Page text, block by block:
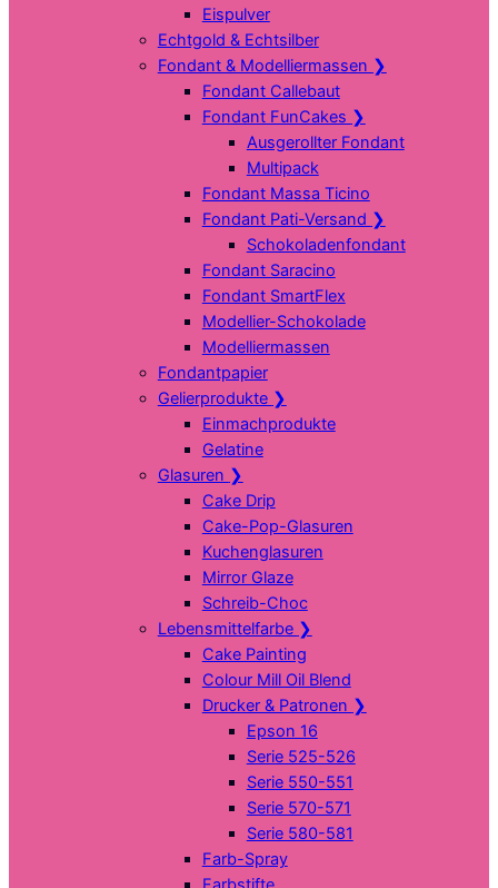
Eispulver
Echtgold & Echtsilber
Fondant & Modelliermassen ❯
Fondant Callebaut
Fondant FunCakes ❯
Ausgerollter Fondant
Multipack
Fondant Massa Ticino
Fondant Pati-Versand ❯
Schokoladenfondant
Fondant Saracino
Fondant SmartFlex
Modellier-Schokolade
Modelliermassen
Fondantpapier
Gelierprodukte ❯
Einmachprodukte
Gelatine
Glasuren ❯
Cake Drip
Cake-Pop-Glasuren
Kuchenglasuren
Mirror Glaze
Schreib-Choc
Lebensmittelfarbe ❯
Cake Painting
Colour Mill Oil Blend
Drucker & Patronen ❯
Epson 16
Serie 525-526
Serie 550-551
Serie 570-571
Serie 580-581
Farb-Spray